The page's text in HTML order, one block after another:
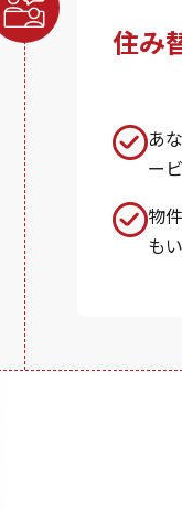
住み
あ
ー
物
も